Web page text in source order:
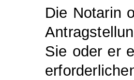
Die Notarin
Sie oder er